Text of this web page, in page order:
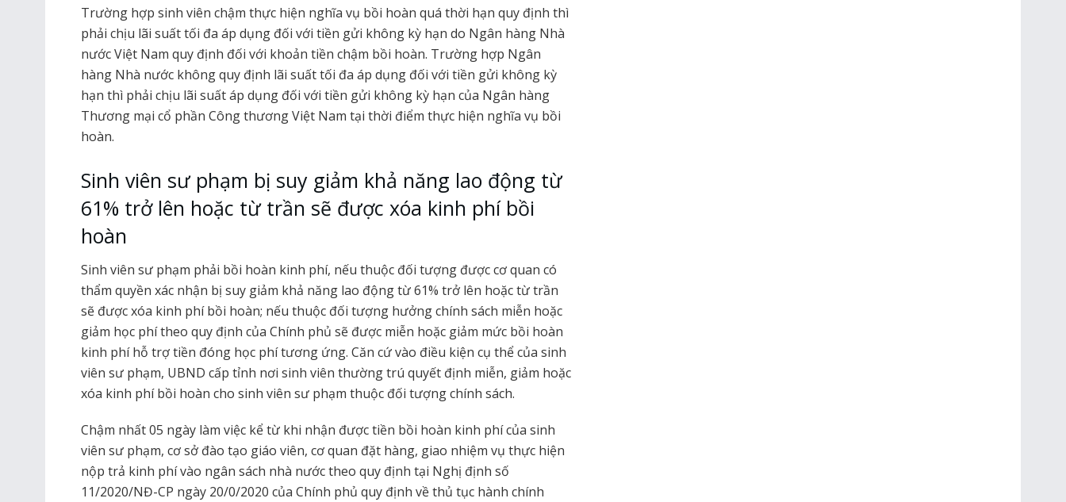
Trường hợp sinh viên chậm thực hiện nghĩa vụ bồi hoàn quá thời hạn quy định thì
phải chịu lãi suất tối đa áp dụng đối với tiền gửi không kỳ hạn do Ngân hàng Nhà
nước Việt Nam quy định đối với khoản tiền chậm bồi hoàn. Trường hợp Ngân
hàng Nhà nước không quy định lãi suất tối đa áp dụng đối với tiền gửi không kỳ
hạn thì phải chịu lãi suất áp dụng đối với tiền gửi không kỳ hạn của Ngân hàng
Thương mại cổ phần Công thương Việt Nam tại thời điểm thực hiện nghĩa vụ bồi
hoàn.
Sinh viên sư phạm bị suy giảm khả năng lao động từ
61% trở lên hoặc từ trần sẽ được xóa kinh phí bồi
hoàn
Sinh viên sư phạm phải bồi hoàn kinh phí, nếu thuộc đối tượng được cơ quan có
thẩm quyền xác nhận bị suy giảm khả năng lao động từ 61% trở lên hoặc từ trần
sẽ được xóa kinh phí bồi hoàn; nếu thuộc đối tượng hưởng chính sách miễn hoặc
giảm học phí theo quy định của Chính phủ sẽ được miễn hoặc giảm mức bồi hoàn
kinh phí hỗ trợ tiền đóng học phí tương ứng. Căn cứ vào điều kiện cụ thể của sinh
viên sư phạm, UBND cấp tỉnh nơi sinh viên thường trú quyết định miễn, giảm hoặc
xóa kinh phí bồi hoàn cho sinh viên sư phạm thuộc đối tượng chính sách.
Chậm nhất 05 ngày làm việc kể từ khi nhận được tiền bồi hoàn kinh phí của sinh
viên sư phạm, cơ sở đào tạo giáo viên, cơ quan đặt hàng, giao nhiệm vụ thực hiện
nộp trả kinh phí vào ngân sách nhà nước theo quy định tại Nghị định số
11/2020/NĐ-CP ngày 20/0/2020 của Chính phủ quy định về thủ tục hành chính